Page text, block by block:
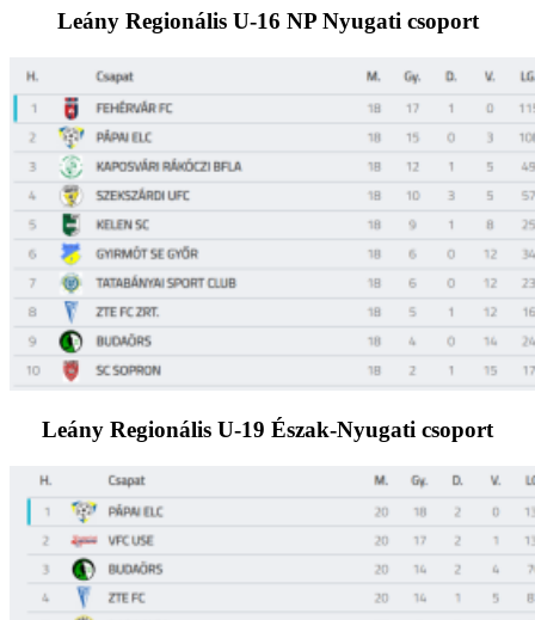
Leány Regionális U-16 NP Nyugati csoport
Leány Regionális U-19 Észak-Nyugati csoport